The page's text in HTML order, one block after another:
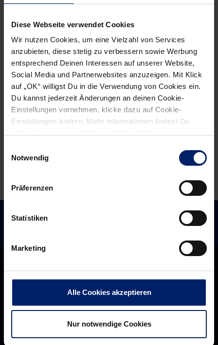
Diese Webseite verwendet Cookies
Wir nutzen Cookies, um eine Vielzahl von Services
anzubieten, diese stetig zu verbessern sowie Werbung
entsprechend Deinen Interessen auf unserer Website,
Social Media und Partnerwebsites anzuzeigen. Mit Klick
auf „OK“ willigst Du in die Verwendung von Cookies ein.
Du kannst jederzeit Änderungen an deinen Cookie-
Einstellungen vornehmen, klicke dazu auf Cookie-
Einstellungen ändern. Mehr Informationen findest Du
Notwendig
Präferenzen
Statistiken
Marketing
Alle Cookies akzeptieren
Nur notwendige Cookies
News:
Löwen
die
Könige
der
Bördelandhalle
News:
Michael
wird
den
Löwen
lange
fehlen